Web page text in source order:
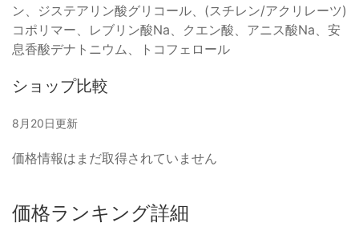
ン、ジステアリン酸グリコール、(スチレン/アクリレーツ)
コポリマー、レブリン酸Na、クエン酸、アニス酸Na、安
息香酸デナトニウム、トコフェロール
ショップ比較
8月20日更新
価格情報はまだ取得されていません
価格ランキング詳細